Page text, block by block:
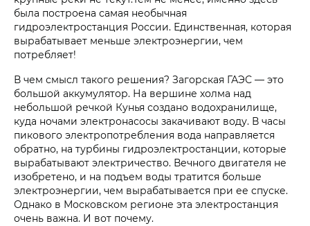
была построена самая необычная
гидроэлектростанция России. Единственная, которая
вырабатывает меньше электроэнергии, чем
потребляет!
В чем смысл такого решения? Загорская ГАЭС — это
большой аккумулятор. На вершине холма над
небольшой речкой Кунья создано водохранилище,
куда ночами электронасосы закачивают воду. В часы
пикового электропотребления вода направляется
обратно, на турбины гидроэлектростанции, которые
вырабатывают электричество. Вечного двигателя не
изобретено, и на подъем воды тратится больше
электроэнергии, чем вырабатывается при ее спуске.
Однако в Московском регионе эта электростанция
очень важна. И вот почему.